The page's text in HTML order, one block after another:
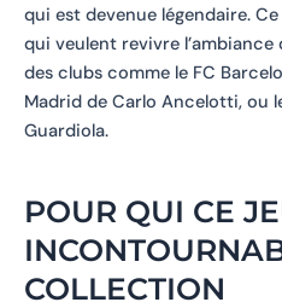
qui est devenue légendaire.
qui veulent revivre l’ambiance
des clubs comme le FC
Madrid de Carlo Ancelotti, ou
Guardiola.
POUR QUI CE
COLLECTION